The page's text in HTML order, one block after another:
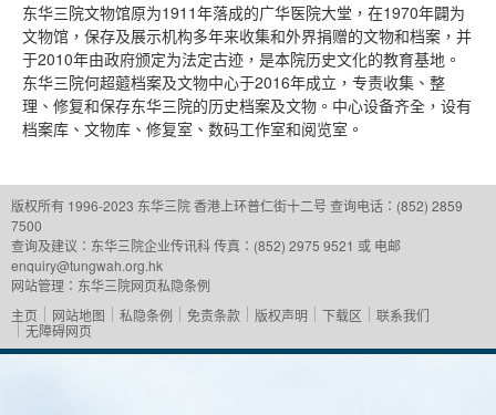
东华三院文物馆原为1911年落成的广华医院大堂，在1970年闢为
文物馆，保存及展示机构多年来收集和外界捐赠的文物和档案，并
于2010年由政府颁定为法定古迹，是本院历史文化的教育基地。
东华三院何超蕸档案及文物中心于2016年成立，专责收集、整
理、修复和保存东华三院的历史档案及文物。中心设备齐全，设有
档案库、文物库、修复室、数码工作室和阅览室。
版权所有 1996-2023 东华三院香港上环普仁街十二号 查询电话：(852) 2859
7500
查询及建议： 东华三院企业传讯科传真：(852) 2975 9521 或 电邮
enquiry@tungwah.org.hk
网站管理： 东华三院网页私隐条例
主页
网站地图 私隐条例 免责条款 版权声明 下载区
联系我们
无障碍网页